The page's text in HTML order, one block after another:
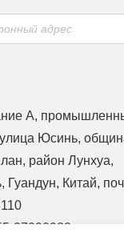
A,
Юсинь,
район Лунхуа,
Гуандун, Китай,
27990932